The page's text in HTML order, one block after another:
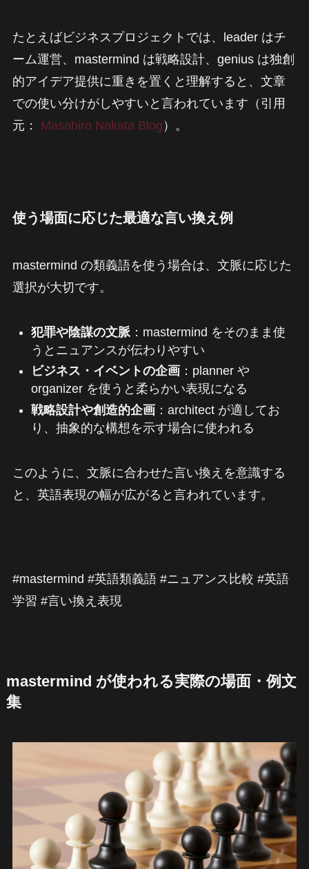
たとえばビジネスプロジェクトでは、leader はチ
ーム運営、mastermind は戦略設計、genius は独創
的アイデア提供に重きを置くと理解すると、文章
での使い分けがしやすいと言われています（引用
元： Masahiro Nakata Blog ）。
使う場面に応じた最適な言い換え例
mastermind の類義語を使う場合は、文脈に応じた
選択が大切です。
犯罪や陰謀の文脈：mastermind をそのまま使
うとニュアンスが伝わりやすい
ビジネス・イベントの企画：planner や
organizer を使うと柔らかい表現になる
戦略設計や創造的企画：architect が適してお
り、抽象的な構想を示す場合に使われる
このように、文脈に合わせた言い換えを意識する
と、英語表現の幅が広がると言われています。
#mastermind #英語類義語 #ニュアンス比較 #英語
学習 #言い換え表現
mastermind が使われる実際の場面・例文
集